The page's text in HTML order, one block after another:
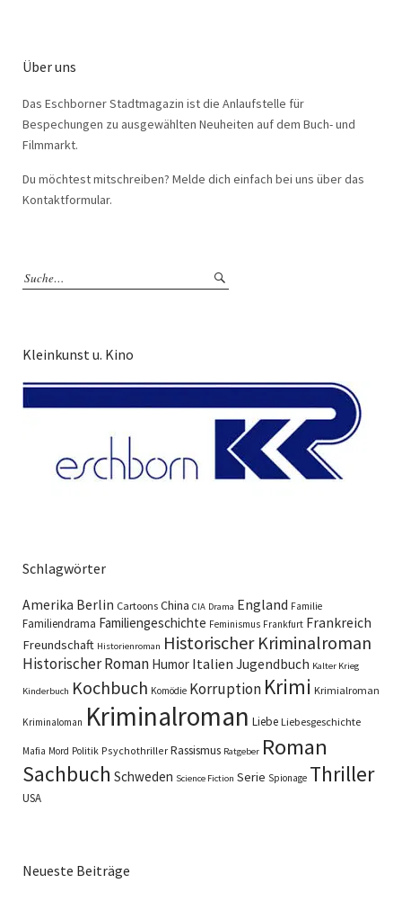
Über uns
Das Eschborner Stadtmagazin ist die Anlaufstelle für
Bespechungen zu ausgewählten Neuheiten auf dem Buch- und
Filmmarkt.
Du möchtest mitschreiben? Melde dich einfach bei uns über das
Kontaktformular.
Kleinkunst u. Kino
Schlagwörter
Amerika Berlin Cartoons China CIA Drama England Familie
Familiendrama Familiengeschichte Feminismus Frankfurt Frankreich
Freundschaft Historienroman Historischer Kriminalroman
Historischer Roman Humor Italien Jugendbuch Kalter Krieg
Kinderbuch Kochbuch Komödie Korruption Krimi Krimialroman
Kriminaloman Kriminalroman Liebe Liebesgeschichte
Mafia Mord Politik Psychothriller Rassismus Ratgeber Roman
Sachbuch Schweden Science Fiction Serie Spionage Thriller
USA
Neueste Beiträge